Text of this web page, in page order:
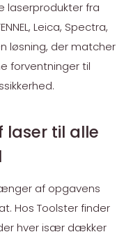
laserprodukter fra
Leica, Spectra,
løsning, der matcher
forventninger til
laser til alle
af opgavens
Hos Toolster finder
hver især dækker